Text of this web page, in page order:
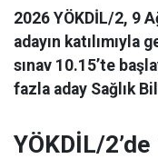
2026 YÖKDİL/2, 9
adayın
sınav 10.15’te
fazla aday Sağlık
YÖKDİL/